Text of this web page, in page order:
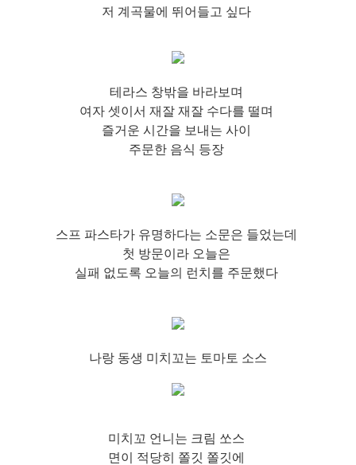
저 계곡물에 뛰어들고 싶다
테라스 창밖을 바라보며
여자 셋이서 재잘 재잘 수다를 떨며
즐거운 시간을 보내는 사이
주문한 음식 등장
스프 파스타가 유명하다는 소문은 들었는데
첫 방문이라 오늘은
실패 없도록 오늘의 런치를 주문했다
나랑 동생 미치꼬는 토마토 소스
미치꼬 언니는 크림 쏘스
면이 적당히 쫄깃 쫄깃에